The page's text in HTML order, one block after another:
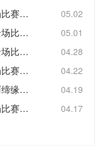
2026年05月02日利兹联VS伯恩利全场比赛录像回放 05.02
2026年05月01日河南队VS辽宁铁人全场比赛录像回放 05.01
2026年04月28日西班牙人VS莱万特全场比赛录像回放 04.28
2026年04月22日赫罗纳VS贝蒂斯全场比赛录像回放 04.22
2026年04月19日湖北青年星VS海门珂缔缘全场比赛录像回放 04.19
2026年04月17日贝蒂斯VS布拉加全场比赛录像回放 04.17